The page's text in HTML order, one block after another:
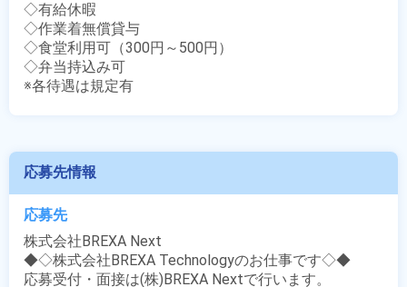
◇有給休暇
◇作業着無償貸与
◇食堂利用可（300円～500円）
◇弁当持込み可
※各待遇は規定有
応募先情報
応募先
株式会社BREXA Next
◆◇株式会社BREXA Technologyのお仕事です◇◆
応募受付・面接は(株)BREXA Nextで行います。